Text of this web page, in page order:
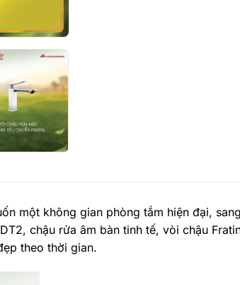
một không gian phòng tắm hiện đại,
chậu rửa âm bàn tinh tế, vòi chậu
theo thời gian.